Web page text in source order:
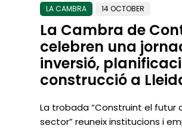
LA CAMBRA 14 OCTOBER
La Cambra de
celebren una
inversió,
construcció a
La trobada “Construint el futur
sector” reuneix institucions i